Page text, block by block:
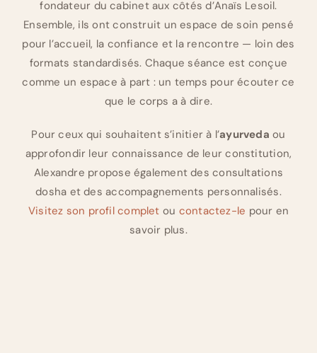
fondateur du cabinet aux côtés d’Anaïs Lesoil.
Ensemble, ils ont construit un espace de soin pensé
pour l’accueil, la confiance et la rencontre — loin des
formats standardisés. Chaque séance est conçue
comme un espace à part : un temps pour écouter ce
que le corps a à dire.
Pour ceux qui souhaitent s’initier à l’ayurveda ou
approfondir leur connaissance de leur constitution,
Alexandre propose également des consultations
dosha et des accompagnements personnalisés.
Visitez son profil complet ou contactez-le pour en
savoir plus.